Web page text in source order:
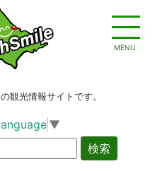
MENU
観光情報サイトです。
▼
検索